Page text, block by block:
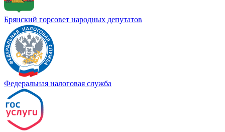
Брянский горсовет народных депутатов
Федеральная налоговая служба